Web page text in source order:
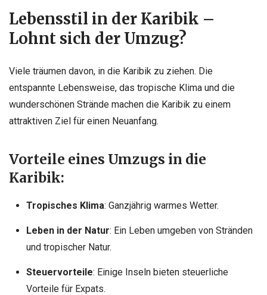
Lebensstil in der Karibik –
Lohnt sich der Umzug?
Viele träumen davon, in die Karibik zu ziehen. Die
entspannte Lebensweise, das tropische Klima und die
wunderschönen Strände machen die Karibik zu einem
attraktiven Ziel für einen Neuanfang.
Vorteile eines Umzugs in die
Karibik:
Tropisches Klima: Ganzjährig warmes Wetter.
Leben in der Natur: Ein Leben umgeben von Stränden
und tropischer Natur.
Steuervorteile: Einige Inseln bieten steuerliche
Vorteile für Expats.